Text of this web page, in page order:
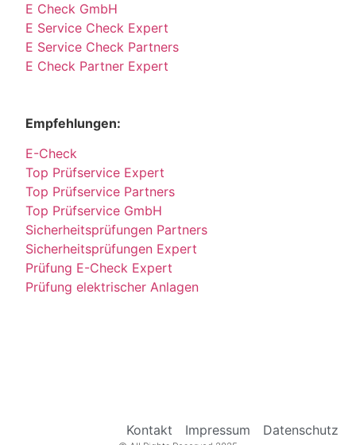
E Check GmbH
E Service Check Expert
E Service Check Partners
E Check Partner Expert
Empfehlungen:
E-Check
Top Prüfservice Expert
Top Prüfservice Partners
Top Prüfservice GmbH
Sicherheitsprüfungen Partners
Sicherheitsprüfungen Expert
Prüfung E-Check Expert
Prüfung elektrischer Anlagen
Kontakt Impressum Datenschutz